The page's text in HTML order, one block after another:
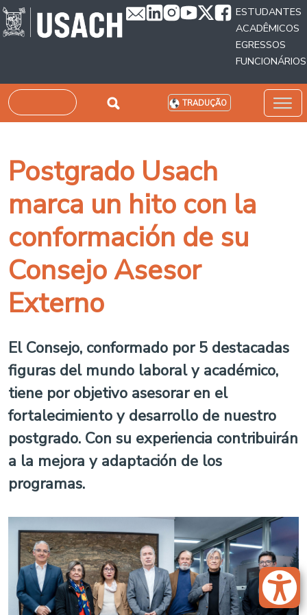
Passar para o conteúdo principal
ESTUDANTES
ACADÊMICOS
EGRESSOS
FUNCIONÁRIOS
Pesquisar TRADUÇÃO
Postgrado Usach
marca un hito con la
conformación de su
Consejo Asesor
Externo
El Consejo, conformado por 5 destacadas
figuras del mundo laboral y académico,
tiene por objetivo asesorar en el
fortalecimiento y desarrollo de nuestro
postgrado. Con su experiencia contribuirán
a la mejora y adaptación de los
programas.